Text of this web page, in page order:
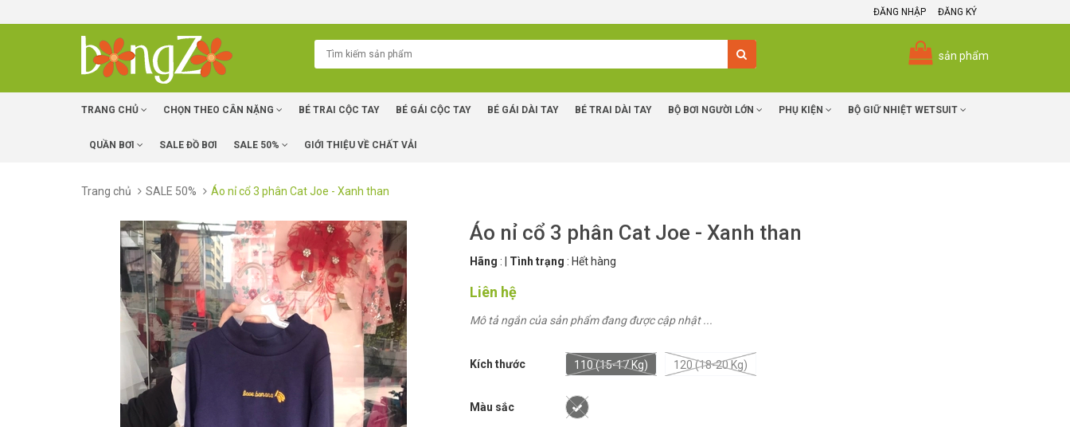
ĐĂNG NHẬP ĐĂNG KÝ
sản phẩm
TRANG CHỦ CHỌN THEO CÂN NẶNG BÉ TRAI CỘC TAY BÉ GÁI CỘC TAY BÉ GÁI DÀI TAY BÉ TRAI DÀI TAY BỘ BƠI NGƯỜI LỚN PHỤ KIỆN BỘ GIỮ NHIỆT WETSUIT
QUẦN BƠI SALE ĐỒ BƠI SALE 50% GIỚI THIỆU VỀ CHẤT VẢI
Trang chủ SALE 50% Áo nỉ cổ 3 phân Cat Joe - Xanh than
Áo nỉ cổ 3 phân Cat Joe - Xanh than
Hãng : Tình trạng : Hết hàng
Liên hệ
Mô tả ngắn của sản phẩm đang được cập nhật ...
Kích thước 110 (15-17 Kg) 120 (18-20 Kg)
Màu sắc